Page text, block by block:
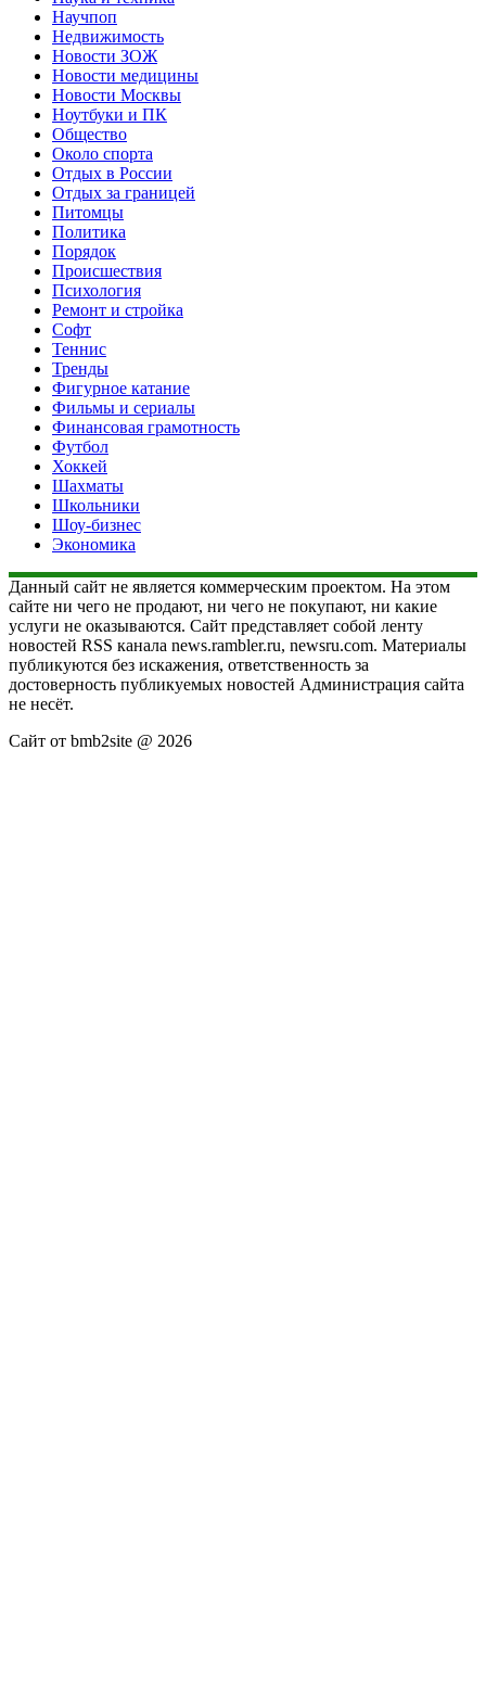
Научпоп
Недвижимость
Новости ЗОЖ
Новости медицины
Новости Москвы
Ноутбуки и ПК
Общество
Около спорта
Отдых в России
Отдых за границей
Питомцы
Политика
Порядок
Происшествия
Психология
Ремонт и стройка
Софт
Теннис
Тренды
Фигурное катание
Фильмы и сериалы
Финансовая грамотность
Футбол
Хоккей
Шахматы
Школьники
Шоу-бизнес
Экономика
Данный сайт не является коммерческим проектом. На этом
сайте ни чего не продают, ни чего не покупают, ни какие
услуги не оказываются. Сайт представляет собой ленту
новостей RSS канала news.rambler.ru, newsru.com. Материалы
публикуются без искажения, ответственность за
достоверность публикуемых новостей Администрация сайта
не несёт.
Сайт от bmb2site @ 2026